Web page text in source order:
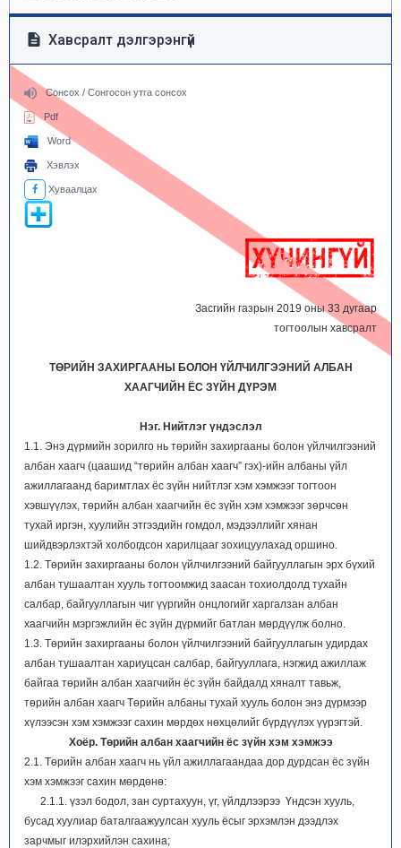
Хавсралт дэлгэрэнгүй
Сонсох / Сонгосон утга сонсох
Pdf
Word
Хэвлэх
Хуваалцах
Засгийн газрын 2019 оны 33 дугаар
тогтоолын хавсралт
ТӨРИЙН ЗАХИРГААНЫ БОЛОН ҮЙЛЧИЛГЭЭНИЙ АЛБАН
ХААГЧИЙН ЁС ЗҮЙН ДҮРЭМ
Нэг. Нийтлэг үндэслэл
1.1. Энэ дүрмийн зорилго нь төрийн захиргааны болон үйлчилгээний
албан хаагч (цаашид “төрийн албан хаагч” гэх)-ийн албаны үйл
ажиллагаанд баримтлах ёс зүйн нийтлэг хэм хэмжээг тогтоон
хэвшүүлэх, төрийн албан хаагчийн ёс зүйн хэм хэмжээг зөрчсөн
тухай иргэн, хуулийн этгээдийн гомдол, мэдээллийг хянан
шийдвэрлэхтэй холбогдсон харилцааг зохицуулахад оршино.
1.2. Төрийн захиргааны болон үйлчилгээний байгууллагын эрх бүхий
албан тушаалтан хууль тогтоомжид заасан тохиолдолд тухайн
салбар, байгууллагын чиг үүргийн онцлогийг харгалзан албан
хаагчийн мэргэжлийн ёс зүйн дүрмийг батлан мөрдүүлж болно.
1.3. Төрийн захиргааны болон үйлчилгээний байгууллагын удирдах
албан тушаалтан хариуцсан салбар, байгууллага, нэгжид ажиллаж
байгаа төрийн албан хаагчийн ёс зүйн байдалд хяналт тавьж,
төрийн албан хаагч Төрийн албаны тухай хууль болон энэ дүрмээр
хүлээсэн хэм хэмжээг сахин мөрдөх нөхцөлийг бүрдүүлэх үүрэгтэй.
Хоёр. Төрийн албан хаагчийн ёс зүйн хэм хэмжээ
2.1. Төрийн албан хаагч нь үйл ажиллагаандаа дор дурдсан ёс зүйн
хэм хэмжээг сахин мөрдөнө:
2.1.1. үзэл бодол, зан суртахуун, үг, үйлдлээрээ Үндсэн хууль,
бусад хуулиар баталгаажуулсан хууль ёсыг эрхэмлэн дээдлэх
зарчмыг илэрхийлэн сахина;